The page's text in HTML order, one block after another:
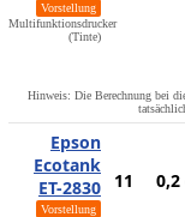
Vorstellung
Multifunktionsdrucker
(Tinte)
Hinweis: Die Berechnung bei
Epson
Ecotank
ET-2830
Vorstellung
11 0,2